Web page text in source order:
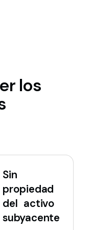
los
Sin
propiedad
del activo
subyacente